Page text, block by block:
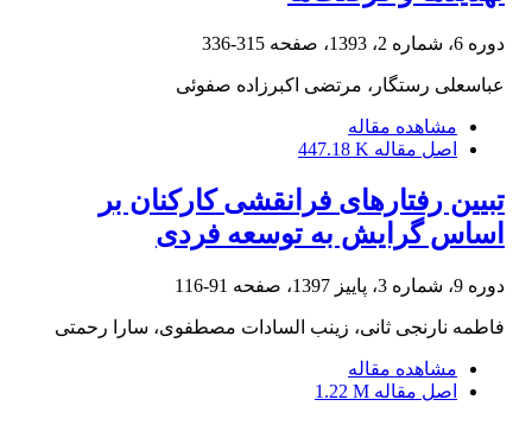
دوره 6، شماره 2، 1393، صفحه 315-336
عباسعلی رستگار، مرتضی اکبرزاده صفوئی
مشاهده مقاله
اصل مقاله 447.18 K
تبیین رفتارهای فرانقشی کارکنان بر
اساس گرایش به توسعه فردی
دوره 9، شماره 3، پاییز 1397، صفحه 91-116
فاطمه نارنجی ثانی، زینب السادات مصطفوی، سارا رحمتی
مشاهده مقاله
اصل مقاله 1.22 M